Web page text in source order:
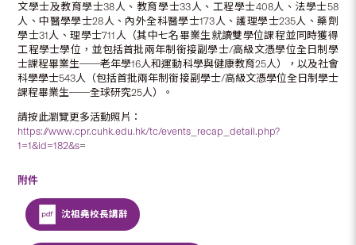
文學士及教育學士38人、教育學士33人、工程學士408人、法學士58
人、中醫學學士28人、內外全科醫學士173人、護理學士235人、藥劑
學士31人、理學士711人（其中七名畢業生就讀雙學位課程並同時獲得
工程學士學位，並包括首批兩年制銜接副學士/高級文憑學位全日制學
士課程畢業生──老年學16人和運動科學與健康教育25人），以及社會
科學學士543人（包括首批兩年制銜接副學士/高級文憑學位全日制學士
課程畢業生──全球研究25人）。
請按此瀏覽更多活動照片：
https://www.cpr.cuhk.edu.hk/tc/events_recap_detail.php?
1=1&id=182&s=
附件
沈祖堯校長講辭